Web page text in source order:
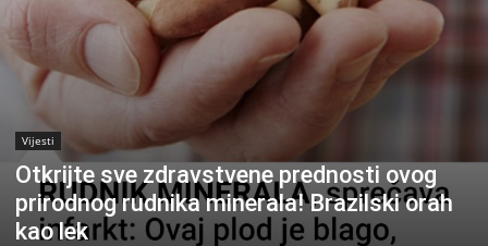
Vijesti
Otkrijte sve zdravstvene prednosti ovog
prirodnog rudnika minerala! Brazilski orah
kao lek